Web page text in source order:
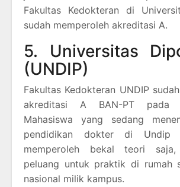
Fakultas Kedokteran di
sudah memperoleh akreditasi A.
5. Universitas
(UNDIP)
Fakultas Kedokteran UNDIP
akreditasi A BAN-PT pada
Mahasiswa yang sedang
pendidikan dokter di Undip
memperoleh bekal teori
peluang untuk praktik di rumah
nasional milik kampus.